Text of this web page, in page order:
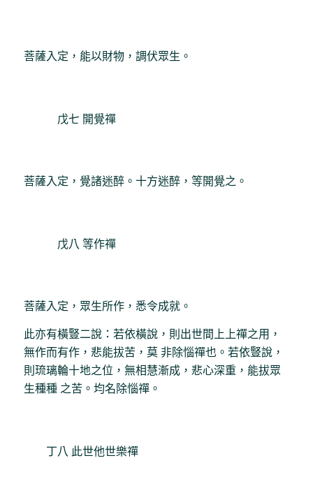
菩薩入定，能以財物，調伏眾生。
戊七 開覺禪
菩薩入定，覺諸迷醉。十方迷醉，等開覺之。
戊八 等作禪
菩薩入定，眾生所作，悉令成就。
此亦有橫豎二說：若依橫說，則出世間上上禪之用，
無作而有作，悲能拔苦，莫 非除惱禪也。若依豎說，
則琉璃輪十地之位，無相慧漸成，悲心深重，能拔眾
生種種 之苦。均名除惱禪。
丁八 此世他世樂禪